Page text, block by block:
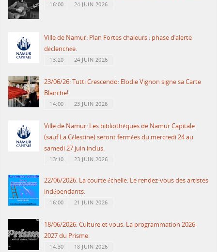
16:00 24 JUIN 2026
Ville de Namur: Plan Fortes chaleurs : phase d’alerte
déclenchée.
13:20 24 JUIN 2026
23/06/26: Tutti Crescendo: Elodie Vignon signe sa Carte
Blanche!
14:00 23 JUIN 2026
Ville de Namur: Les bibliothèques de Namur Capitale
(sauf La Célestine) seront fermées du mercredi 24 au
samedi 27 juin inclus.
13:10 23 JUIN 2026
22/06/2026: La courte échelle: Le rendez-vous des artistes
indépendants.
16:00 21 JUIN 2026
18/06/2026: Culture et vous: La programmation 2026-
2027 du Prisme.
14:30 18 JUIN 2026